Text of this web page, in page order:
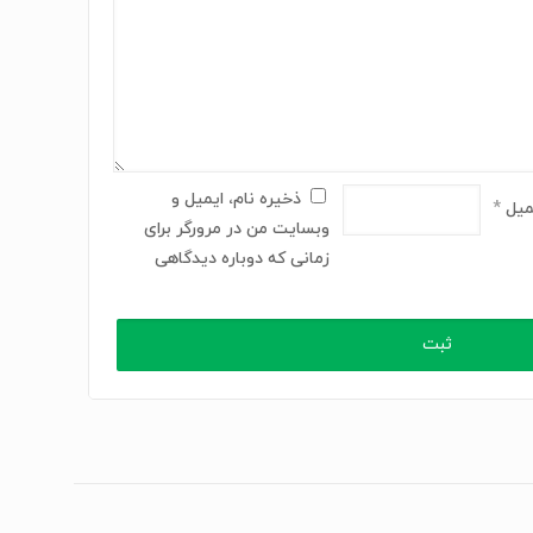
*
ذخیره نام، ایمیل و
وبسایت من در مرورگر برای
زمانی که دوباره دیدگاهی